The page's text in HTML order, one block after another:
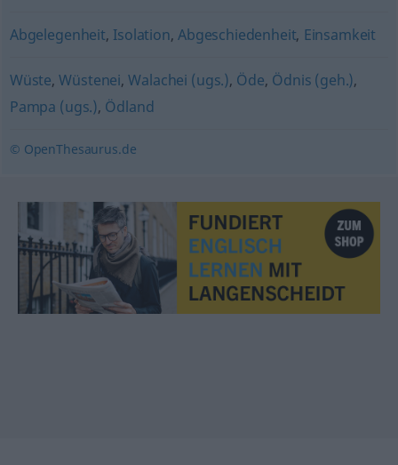
Abgelegenheit, Isolation, Abgeschiedenheit, Einsamkeit
Wüste,Wüstenei,Walachei (ugs.), Öde, Ödnis (geh.),
Pampa (ugs.), Ödland
© OpenThesaurus.de